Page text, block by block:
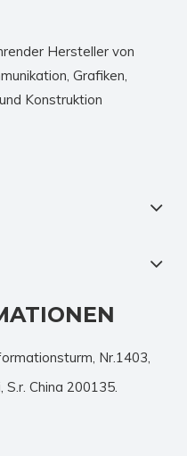
Hersteller von
Grafiken,
Konstruktion
Nr.1403,
S.r. China 200135.